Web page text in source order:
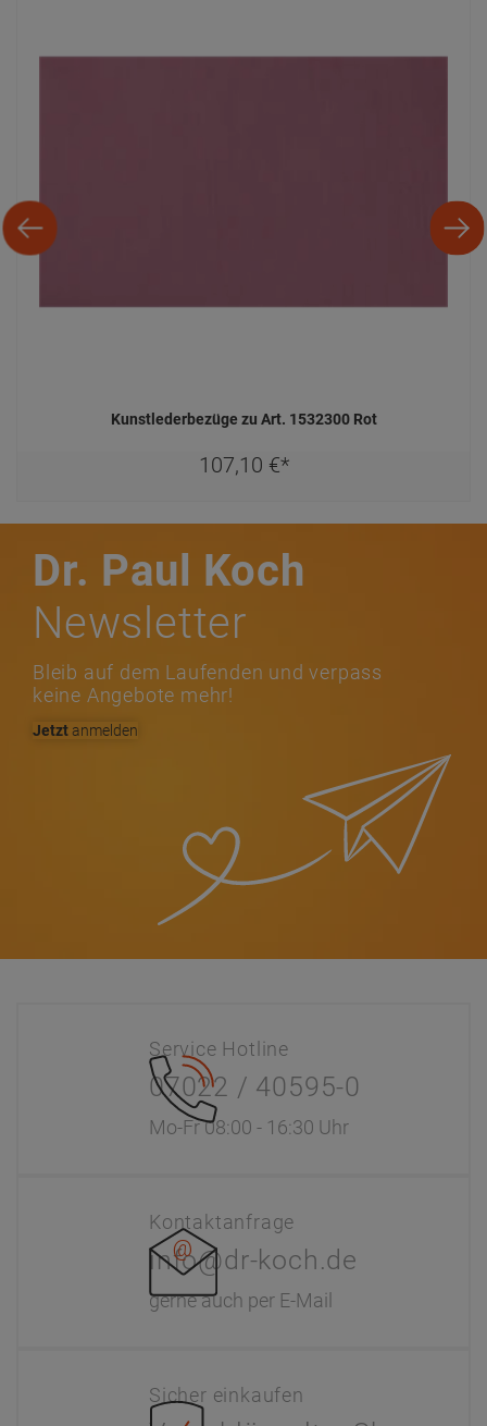
Kunstlederbezüge zu Art. 1532300 Rot
107,10 €*
Dr. Paul Koch
Newsletter
Bleib auf dem Laufenden und verpass
keine Angebote mehr!
Jetztanmelden
Service Hotline
07022 / 40595-0
Mo-Fr 08:00 - 16:30 Uhr
Kontaktanfrage
info@dr-koch.de
gerne auch per E-Mail
Sicher einkaufen